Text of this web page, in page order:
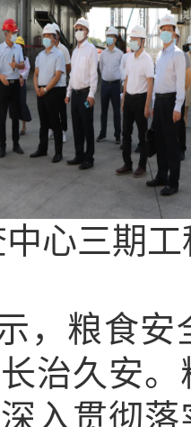
心三期
， 粮食安
治久安
入贯彻